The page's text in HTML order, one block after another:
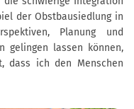
der Obstbausiedlung in
Planung und
gelingen lassen können,
dass ich den Menschen